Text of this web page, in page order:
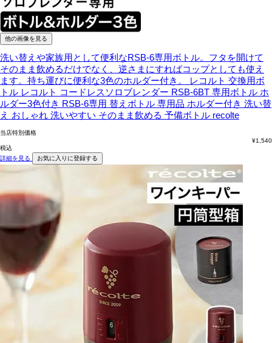
他の画像を見る
洗い替えや家族用として便利なRSB-6専用ボトル。フタを開けて
そのまま飲めるだけでなく、逆さまにすればコップとしても使え
ます。持ち運びに便利な3色のホルダー付き。
レコルト 交換用ボ
トル レコルト コードレスソロブレンダー RSB-6BT 専用ボトル ホ
ルダー3色付き RSB-6専用 替えボトル 専用品 ホルダー付き 洗い替
え おしゃれ 洗いやすい そのまま飲める 予備ボトル recolte
当店特別価格
¥1,540
税込
詳細を見る
お気に入りに登録する